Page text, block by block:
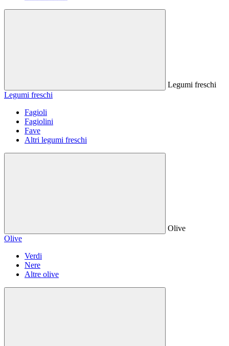
Legumi freschi
Legumi freschi
Fagioli
Fagiolini
Fave
Altri legumi freschi
Olive
Olive
Verdi
Nere
Altre olive